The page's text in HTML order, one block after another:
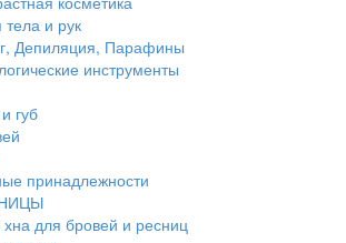
и рук
Депиляция, Парафины
инструменты
губ
принадлежности
хна для бровей и ресниц